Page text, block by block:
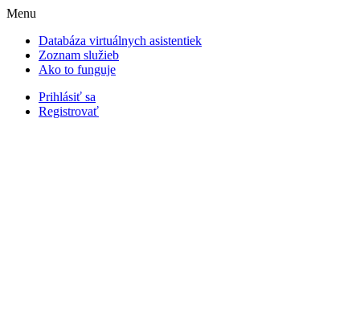
Menu
Databáza virtuálnych asistentiek
Zoznam služieb
Ako to funguje
Prihlásiť sa
Registrovať